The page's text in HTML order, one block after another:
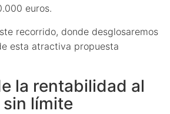
euros.
recorrido, donde desglosaremos
esta atractiva propuesta
la rentabilidad al
sin límite